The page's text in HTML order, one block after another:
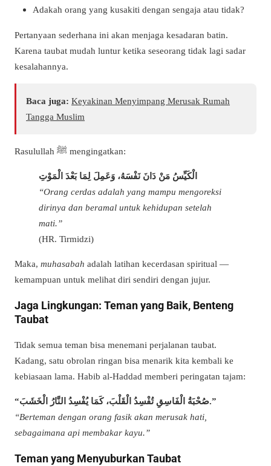
Adakah orang yang kusakiti dengan sengaja atau tidak?
Pertanyaan sederhana ini akan menjaga kesadaran batin.
Karena taubat mudah luntur ketika seseorang tidak lagi sadar
kesalahannya.
Baca juga: Keyakinan Menyimpang Merusak Rumah
Tangga Muslim
Rasulullah ﷺ mengingatkan:
الْكَيِّسُ مَنْ دَانَ نَفْسَهُ، وَعَمِلَ لِمَا بَعْدَ الْمَوْتِ
“Orang cerdas adalah yang mampu mengoreksi
dirinya dan beramal untuk kehidupan setelah
mati.”
(HR. Tirmidzi)
Maka, muhasabah adalah latihan kecerdasan spiritual —
kemampuan untuk melihat diri sendiri dengan jujur.
Jaga Lingkungan: Teman yang Baik, Benteng
Taubat
Tidak semua teman bisa menemani perjalanan taubat.
Kadang, satu obrolan ringan bisa menarik kita kembali ke
kebiasaan lama. Habib al-Haddad memberi peringatan tajam:
“صُحْبَةُ الْفَاسِقِ تُفْسِدُ الْقَلْبَ، كَمَا يُفْسِدُ النَّارُ الْخَشَبَ.”
“Berteman dengan orang fasik akan merusak hati,
sebagaimana api membakar kayu.”
Teman yang Menyuburkan Taubat